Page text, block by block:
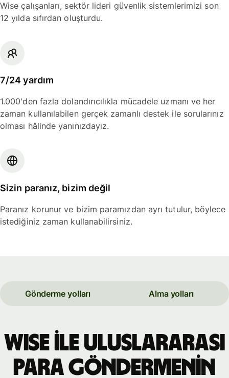
Wise çalışanları, sektör lideri güvenlik sistemlerimizi son
12 yılda sıfırdan oluşturdu.
7/24 yardım
1.000'den fazla dolandırıcılıkla mücadele uzmanı ve her
zaman kullanılabilen gerçek zamanlı destek ile sorularınız
olması hâlinde yanınızdayız.
Sizin paranız, bizim değil
Paranız korunur ve bizim paramızdan ayrı tutulur, böylece
istediğiniz zaman kullanabilirsiniz.
Gönderme yolları Alma yolları
WISE İLE ULUSLARARASI
PARA GÖNDERMENİN